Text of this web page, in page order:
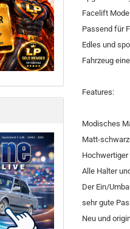
Facelift
Passend für
Edles und
Fahrzeug
Features:
Modisches
Matt-
Alle Halter
Der Ein/
sehr gute
Neu und